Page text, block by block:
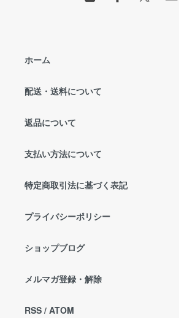
ホーム
配送・送料について
返品について
支払い方法について
特定商取引法に基づく表記
プライバシーポリシー
ショップブログ
メルマガ登録・解除
RSS / ATOM